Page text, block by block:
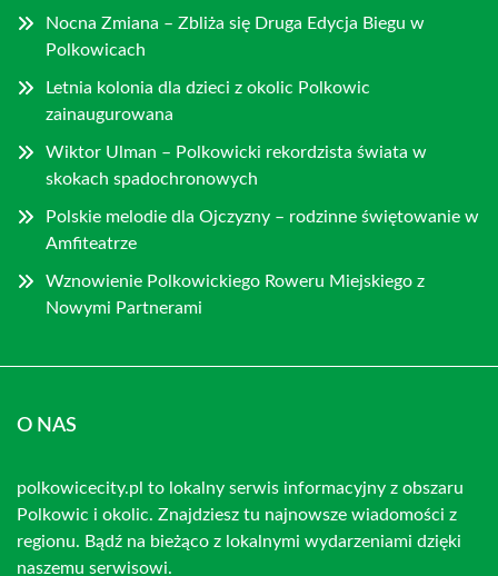
Nocna Zmiana – Zbliża się Druga Edycja Biegu w
Polkowicach
Letnia kolonia dla dzieci z okolic Polkowic
zainaugurowana
Wiktor Ulman – Polkowicki rekordzista świata w
skokach spadochronowych
Polskie melodie dla Ojczyzny – rodzinne świętowanie w
Amfiteatrze
Wznowienie Polkowickiego Roweru Miejskiego z
Nowymi Partnerami
O NAS
polkowicecity.pl to lokalny serwis informacyjny z obszaru
Polkowic i okolic. Znajdziesz tu najnowsze wiadomości z
regionu. Bądź na bieżąco z lokalnymi wydarzeniami dzięki
naszemu serwisowi.